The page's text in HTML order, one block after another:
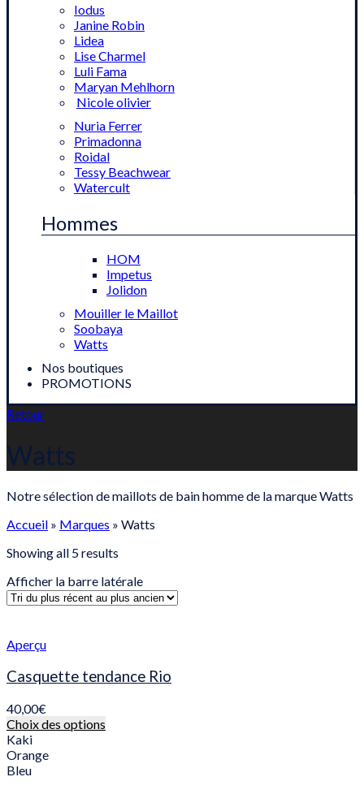
Iodus
Janine Robin
Lidea
Lise Charmel
Luli Fama
Maryan Mehlhorn
Nicole olivier
Nuria Ferrer
Primadonna
Roidal
Tessy Beachwear
Watercult
Hommes
HOM
Impetus
Jolidon
Mouiller le Maillot
Soobaya
Watts
Nos boutiques
PROMOTIONS
Retour
Watts
Notre sélection de maillots de bain homme de la marque Watts
Accueil » Marques » Watts
Showing all 5 results
latest
Afficher la barre latérale
Aperçu
Casquette tendance Rio
40,00€
Choix des options
Kaki
Orange
Bleu